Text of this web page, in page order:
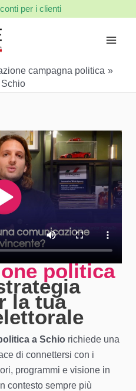
per i clienti
campagna politica
politica
la tua
a Schio richiede una
di connettersi con i
programmi e visione in
contesto sempre più